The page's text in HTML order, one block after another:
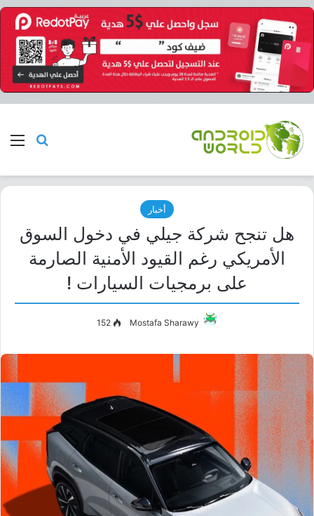
بحث
أخبار
هل تنجح شركة جيلي في دخول السوق
الأمريكي رغم القيود الأمنية الصارمة
على برمجيات السيارات !
Mostafa Sharawy
152